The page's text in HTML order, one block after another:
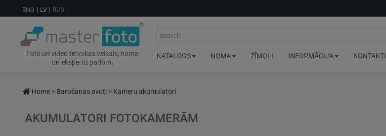
ENG LV RUS
Foto un video tehnikas veikals, noma
un ekspertu padomi
Search
KATALOGS NOMA ZĪMOLI INFORMĀCIJA KONTAKTI
Home > Barošanas avoti > Kameru akumulatori
AKUMULATORI FOTOKAMERĀM